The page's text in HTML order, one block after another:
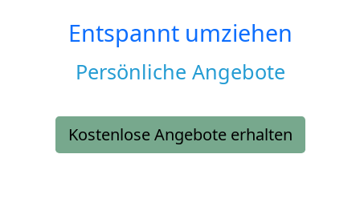
Entspannt umziehen
Persönliche Angebote
Kostenlose Angebote erhalten